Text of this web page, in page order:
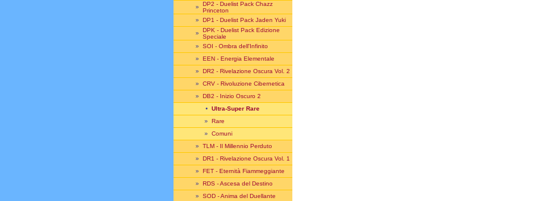
» DP2 - Duelist Pack Chazz
Princeton
» DP1 - Duelist Pack Jaden Yuki
» DPK - Duelist Pack Edizione
Speciale
» SOI - Ombra dell'Infinito
» EEN - Energia Elementale
» DR2 - Rivelazione Oscura Vol. 2
» CRV - Rivoluzione Cibernetica
» DB2 - Inizio Oscuro 2
• Ultra-Super Rare
» Rare
» Comuni
» TLM - Il Millennio Perduto
» DR1 - Rivelazione Oscura Vol. 1
» FET - Eternità Fiammeggiante
» RDS - Ascesa del Destino
» SOD - Anima del Duellante